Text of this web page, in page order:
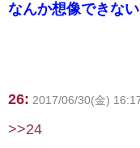
なんか想像できな
26: 2017/06/30(金)
>>24